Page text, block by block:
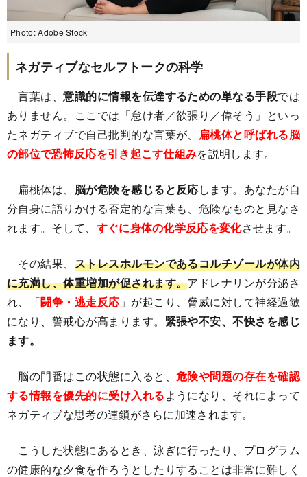
Photo: Adobe Stock
ネガティブなセルフトークの科学
言葉は、意識的に情報を伝達するための単なる手段では
ありません。ここでは「怠け者／欲張り／偉そう」といっ
たネガティブで自己批判的な言葉が、 扁桃体と呼ばれる脳
の部位で恐怖反応を引き起こす仕組みを説明します。
扁桃体は、 脳が危険を感じると反応します。あなたが自
分自身に語りかける否定的な言葉も、危険なものと見なさ
れます。そして、 すぐに身体の化学反応を変化させます。
その結果、 ストレスホルモンであるコルチゾールが体内
に充満し、体重増加が促されます。アドレナリンが分泌さ
れ、「闘争・逃走反応 」が起こり、脅威に対して神経過敏
になり、警戒心が高まります。 緊張や不安、不快さを感じ
ます。
脳の門番はこの状態に入ると、 危険や問題の存在を確認
する情報を優先的に受け入れるようになり、それによって
ネガティブな思考の連鎖がさらに加速されます。
こうした状態にあるとき、泳ぎに行ったり、プログラム
の健康的な夕食を作ろうとしたりすることは非常に難しく